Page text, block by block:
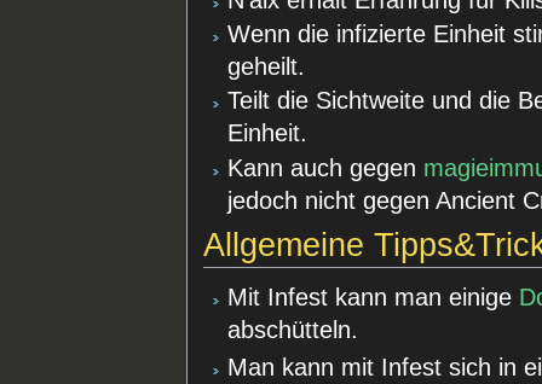
Wenn die infizierte Einheit
geheilt.
Teilt die Sichtweite und die
Einheit.
Kann auch gegen
jedoch nicht gegen Ancient
Allgemeine
Mit Infest kann man einige
abschütteln.
Man kann mit Infest sich in